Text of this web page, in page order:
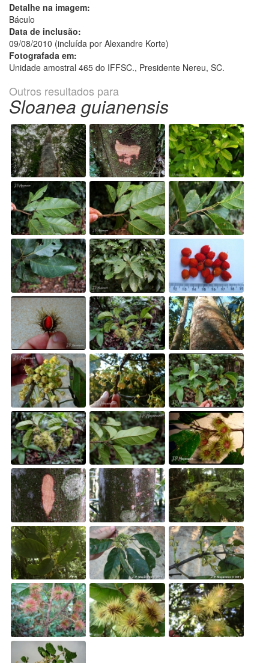
Detalhe na imagem:
Báculo
Data de inclusão:
09/08/2010 (incluída por Alexandre Korte)
Fotografada em:
Unidade amostral 465 do IFFSC., Presidente Nereu, SC.
Outros resultados para
Sloanea guianensis